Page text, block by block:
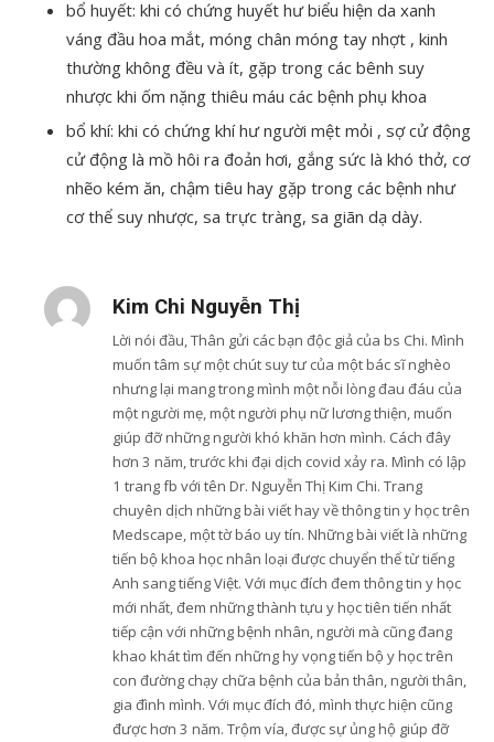
bổ huyết: khi có chứng huyết hư biểu hiện da xanh
váng đầu hoa mắt, móng chân móng tay nhợt , kinh
thường không đều và ít, gặp trong các bênh suy
nhược khi ốm nặng thiêu máu các bệnh phụ khoa
bổ khí: khi có chứng khí hư người mệt mỏi , sợ cử động
cử động là mồ hôi ra đoản hơi, gắng sức là khó thở, cơ
nhẽo kém ăn, chậm tiêu hay gặp trong các bệnh như
cơ thể suy nhược, sa trực tràng, sa giãn dạ dày.
Kim Chi Nguyễn Thị
Lời nói đầu, Thân gửi các bạn độc giả của bs Chi. Mình
muốn tâm sự một chút suy tư của một bác sĩ nghèo
nhưng lại mang trong mình một nỗi lòng đau đáu của
một người mẹ, một người phụ nữ lương thiện, muốn
giúp đỡ những người khó khăn hơn mình. Cách đây
hơn 3 năm, trước khi đại dịch covid xảy ra. Mình có lập
1 trang fb với tên Dr. Nguyễn Thị Kim Chi. Trang
chuyên dịch những bài viết hay về thông tin y học trên
Medscape, một tờ báo uy tín. Những bài viết là những
tiến bộ khoa học nhân loại được chuyển thể từ tiếng
Anh sang tiếng Việt. Với mục đích đem thông tin y học
mới nhất, đem những thành tựu y học tiên tiến nhất
tiếp cận với những bệnh nhân, người mà cũng đang
khao khát tìm đến những hy vọng tiến bộ y học trên
con đường chạy chữa bệnh của bản thân, người thân,
gia đình mình. Với mục đích đó, mình thực hiện cũng
được hơn 3 năm. Trộm vía, được sự ủng hộ giúp đỡ